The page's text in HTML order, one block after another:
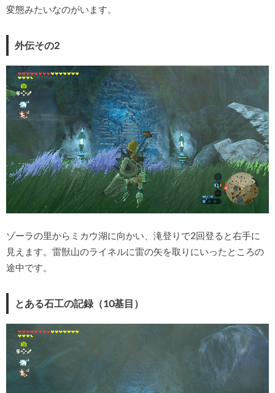
変態みたいなのがいます。
外伝その2
ゾーラの里からミカウ湖に向かい、滝登りで2回登ると右手に
見えます。雷獣山のライネルに雷の矢を取りにいったところの
途中です。
とある石工の記録（10基目）